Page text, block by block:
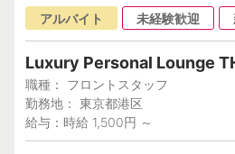
アルバイト 未経験歓迎
Luxury Personal Lounge
職種： フロントスタッフ
勤務地： 東京都港区
給与：時給 1,500円 ～